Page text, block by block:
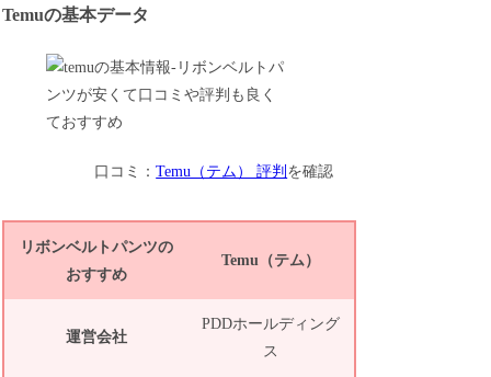
Temuの基本データ
口コミ：Temu（テム） 評判 を確認
リボンベルトパンツの
おすすめ
Temu（テム）
運営会社
PDDホールディング
ス